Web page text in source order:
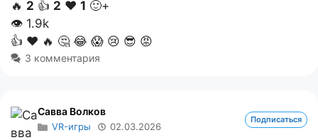
🔥 2 👍 2 ❤️ 1 🙂+
👁 1.9k
👍 ❤️ 🔥 🤔 😂 😱 😢 😎 😡
3 комментария
Савва Волков
VR-игры 02.03.2026
Подписаться